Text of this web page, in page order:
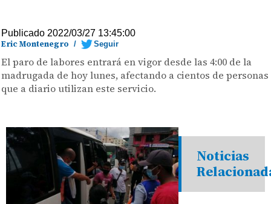
Publicado 2022/03/27 13:45:00
Eric Montenegro / Seguir
El paro de labores entrará en vigor desde las 4:00 de la
madrugada de hoy lunes, afectando a cientos de personas
que a diario utilizan este servicio.
Noticias